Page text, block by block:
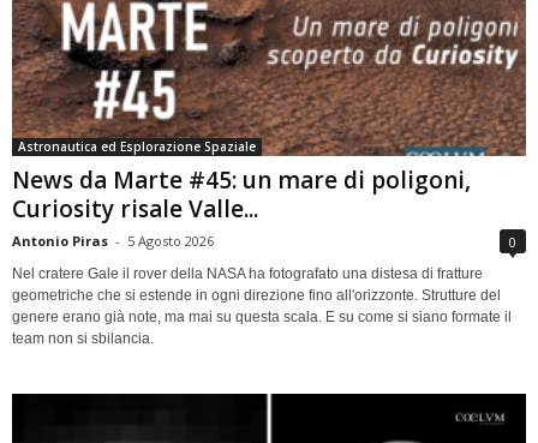
Astronautica ed Esplorazione Spaziale
News da Marte #45: un mare di poligoni,
Curiosity risale Valle...
Antonio Piras - 5 Agosto 2026 0
Nel cratere Gale il rover della NASA ha fotografato una distesa di fratture
geometriche che si estende in ogni direzione fino all'orizzonte. Strutture del
genere erano già note, ma mai su questa scala. E su come si siano formate il
team non si sbilancia.